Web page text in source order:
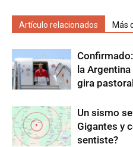
Artículo relacionados Más
la
gira
Un sismo
Gigantes y
sentiste?